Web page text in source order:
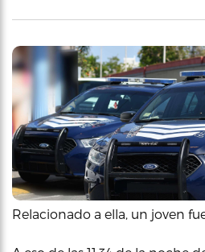
Relacionado a ella, un joven